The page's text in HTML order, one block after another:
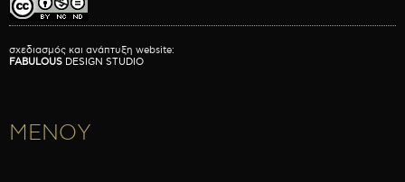
σχεδιασμός και ανάπτυξη website:
FABULOUS DESIGN STUDIO
ΜΕΝΟΥ